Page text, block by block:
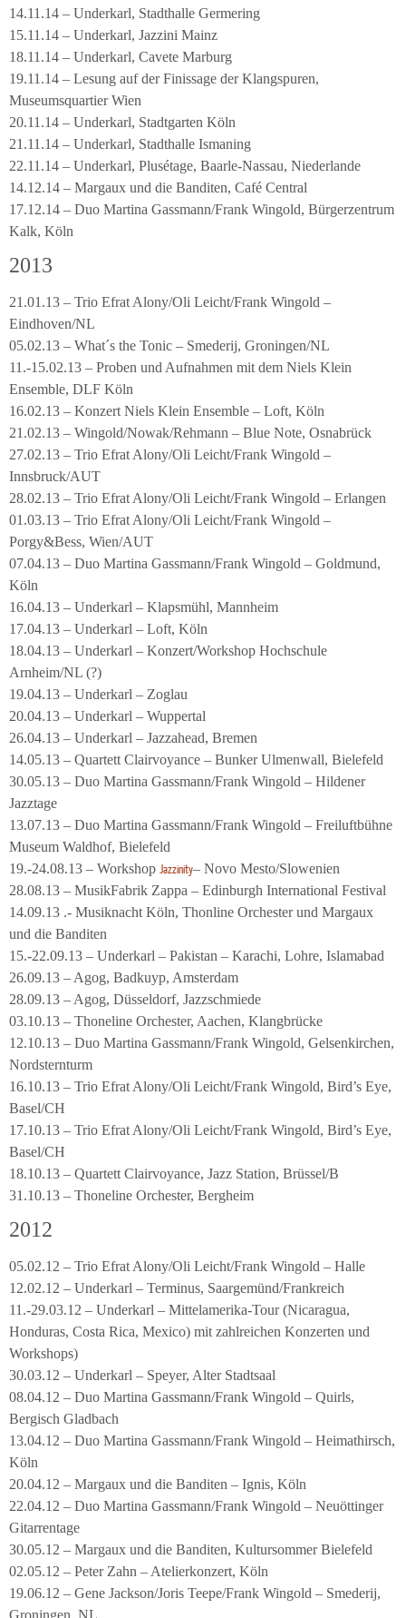
14.11.14 – Underkarl, Stadthalle Germering
15.11.14 – Underkarl, Jazzini Mainz
18.11.14 – Underkarl, Cavete Marburg
19.11.14 – Lesung auf der Finissage der Klangspuren,
Museumsquartier Wien
20.11.14 – Underkarl, Stadtgarten Köln
21.11.14 – Underkarl, Stadthalle Ismaning
22.11.14 – Underkarl, Plusétage, Baarle-Nassau, Niederlande
14.12.14 – Margaux und die Banditen, Café Central
17.12.14 – Duo Martina Gassmann/Frank Wingold, Bürgerzentrum
Kalk, Köln
2013
21.01.13 – Trio Efrat Alony/Oli Leicht/Frank Wingold –
Eindhoven/NL
05.02.13 – What´s the Tonic – Smederij, Groningen/NL
11.-15.02.13 – Proben und Aufnahmen mit dem Niels Klein
Ensemble, DLF Köln
16.02.13 – Konzert Niels Klein Ensemble – Loft, Köln
21.02.13 – Wingold/Nowak/Rehmann – Blue Note, Osnabrück
27.02.13 – Trio Efrat Alony/Oli Leicht/Frank Wingold –
Innsbruck/AUT
28.02.13 – Trio Efrat Alony/Oli Leicht/Frank Wingold – Erlangen
01.03.13 – Trio Efrat Alony/Oli Leicht/Frank Wingold –
Porgy&Bess, Wien/AUT
07.04.13 – Duo Martina Gassmann/Frank Wingold – Goldmund,
Köln
16.04.13 – Underkarl – Klapsmühl, Mannheim
17.04.13 – Underkarl – Loft, Köln
18.04.13 – Underkarl – Konzert/Workshop Hochschule
Arnheim/NL (?)
19.04.13 – Underkarl – Zoglau
20.04.13 – Underkarl – Wuppertal
26.04.13 – Underkarl – Jazzahead, Bremen
14.05.13 – Quartett Clairvoyance – Bunker Ulmenwall, Bielefeld
30.05.13 – Duo Martina Gassmann/Frank Wingold – Hildener
Jazztage
13.07.13 – Duo Martina Gassmann/Frank Wingold – Freiluftbühne
Museum Waldhof, Bielefeld
19.-24.08.13 – Workshop Jazzinity– Novo Mesto/Slowenien
28.08.13 – MusikFabrik Zappa – Edinburgh International Festival
14.09.13 .- Musiknacht Köln, Thonline Orchester und Margaux
und die Banditen
15.-22.09.13 – Underkarl – Pakistan – Karachi, Lohre, Islamabad
26.09.13 – Agog, Badkuyp, Amsterdam
28.09.13 – Agog, Düsseldorf, Jazzschmiede
03.10.13 – Thoneline Orchester, Aachen, Klangbrücke
12.10.13 – Duo Martina Gassmann/Frank Wingold, Gelsenkirchen,
Nordsternturm
16.10.13 – Trio Efrat Alony/Oli Leicht/Frank Wingold, Bird’s Eye,
Basel/CH
17.10.13 – Trio Efrat Alony/Oli Leicht/Frank Wingold, Bird’s Eye,
Basel/CH
18.10.13 – Quartett Clairvoyance, Jazz Station, Brüssel/B
31.10.13 – Thoneline Orchester, Bergheim
2012
05.02.12 – Trio Efrat Alony/Oli Leicht/Frank Wingold – Halle
12.02.12 – Underkarl – Terminus, Saargemünd/Frankreich
11.-29.03.12 – Underkarl – Mittelamerika-Tour (Nicaragua,
Honduras, Costa Rica, Mexico) mit zahlreichen Konzerten und
Workshops)
30.03.12 – Underkarl – Speyer, Alter Stadtsaal
08.04.12 – Duo Martina Gassmann/Frank Wingold – Quirls,
Bergisch Gladbach
13.04.12 – Duo Martina Gassmann/Frank Wingold – Heimathirsch,
Köln
20.04.12 – Margaux und die Banditen – Ignis, Köln
22.04.12 – Duo Martina Gassmann/Frank Wingold – Neuöttinger
Gitarrentage
30.05.12 – Margaux und die Banditen, Kultursommer Bielefeld
02.05.12 – Peter Zahn – Atelierkonzert, Köln
19.06.12 – Gene Jackson/Joris Teepe/Frank Wingold – Smederij,
Groningen, NL